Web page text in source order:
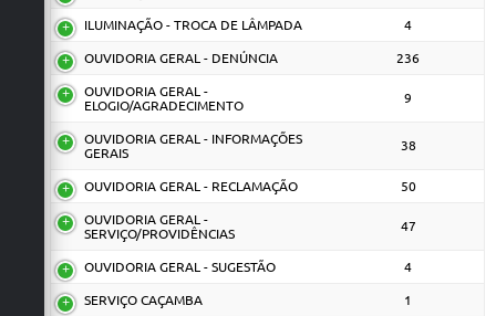
ILUMINAÇÃO - TROCA DE LÂMPADA 4
OUVIDORIA GERAL - DENÚNCIA 236
OUVIDORIA GERAL -
ELOGIO/AGRADECIMENTO
9
OUVIDORIA GERAL - INFORMAÇÕES
GERAIS
38
OUVIDORIA GERAL - RECLAMAÇÃO 50
OUVIDORIA GERAL -
SERVIÇO/PROVIDÊNCIAS
47
OUVIDORIA GERAL - SUGESTÃO 4
SERVIÇO CAÇAMBA 1